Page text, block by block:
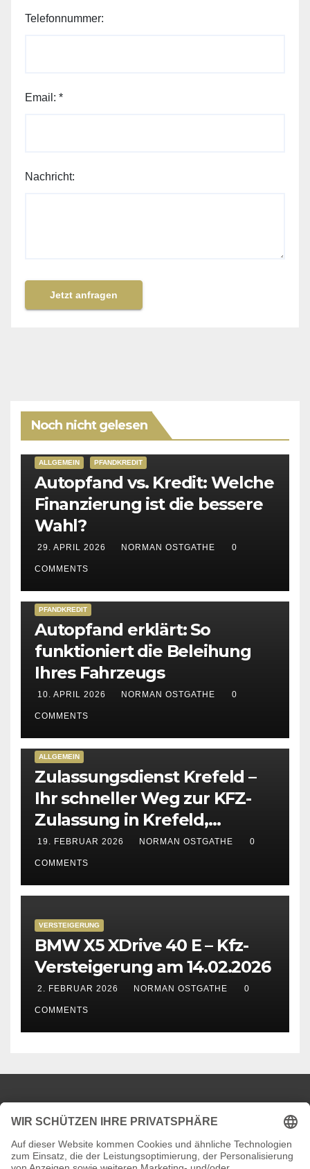
Telefonnummer:
Email: *
Nachricht:
Jetzt anfragen
Noch nicht gelesen
ALLGEMEIN PFANDKREDIT
Autopfand vs. Kredit: Welche
Finanzierung ist die bessere
Wahl?
29. APRIL 2026 NORMAN OSTGATHE 0
COMMENTS
PFANDKREDIT
Autopfand erklärt: So
funktioniert die Beleihung
Ihres Fahrzeugs
10. APRIL 2026 NORMAN OSTGATHE 0
COMMENTS
ALLGEMEIN
Zulassungsdienst Krefeld –
Ihr schneller Weg zur KFZ-
Zulassung in Krefeld,
Kempen & Viersen
19. FEBRUAR 2026 NORMAN OSTGATHE 0
COMMENTS
VERSTEIGERUNG
BMW X5 XDrive 40 E – Kfz-
Versteigerung am 14.02.2026
2. FEBRUAR 2026 NORMAN OSTGATHE 0
COMMENTS